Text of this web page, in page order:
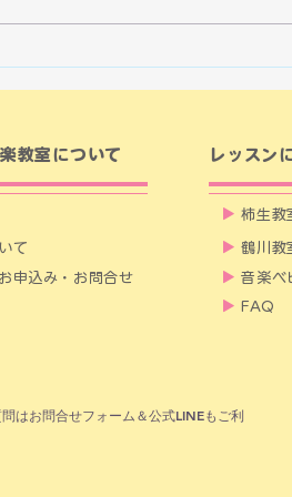
ノを開けてピアノの構造を簡
教室について
て
申込み・お問合せ
レッスン
▶柿生教
▶鶴川教
▶音楽ベ
▶
FAQ
はお問合せフォーム＆公式LINEもご利